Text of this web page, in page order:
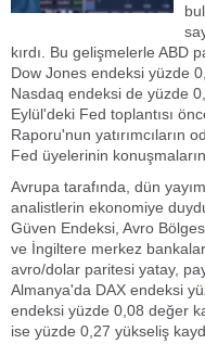
kırdı. Bu gelişmelerle ABD
Dow Jones endeksi yüzde
Nasdaq endeksi de yüzde
Eylül'deki Fed toplantısı
Raporu'nun yatırımcıların
Fed üyelerinin
Avrupa tarafında, dün
analistlerin ekonomiye
Güven Endeksi, Avro
ve İngiltere merkez
avro/dolar paritesi yatay,
Almanya'da DAX endeksi
endeksi yüzde 0,08 değer
ise yüzde 0,27 yükseliş